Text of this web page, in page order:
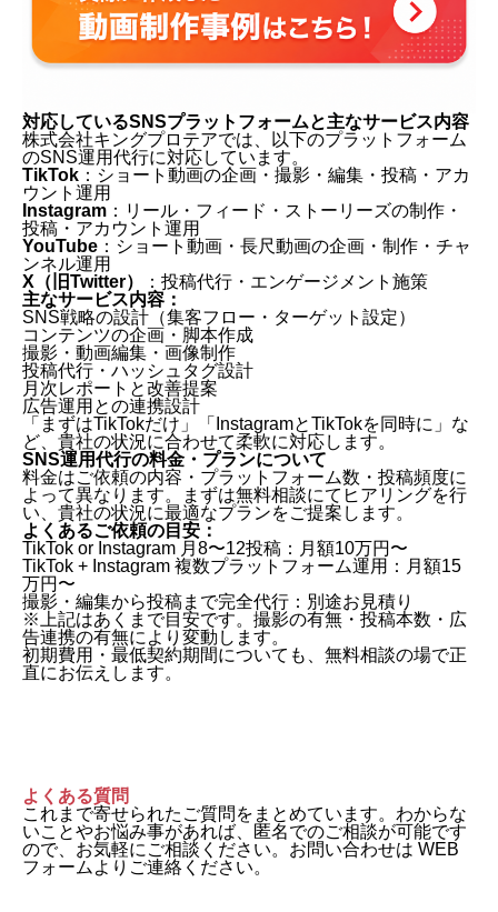
対応しているSNSプラットフォームと主なサービス内容
株式会社キングプロテアでは、以下のプラットフォーム
のSNS運用代行に対応しています。
TikTok ：ショート動画の企画・撮影・編集・投稿・アカ
ウント運用
Instagram ：リール・フィード・ストーリーズの制作・
投稿・アカウント運用
YouTube ：ショート動画・長尺動画の企画・制作・チャ
ンネル運用
X（旧Twitter）
：投稿代行・エンゲージメント施策
主なサービス内容：
SNS戦略の設計（集客フロー・ターゲット設定）
コンテンツの企画・脚本作成
撮影・動画編集・画像制作
投稿代行・ハッシュタグ設計
月次レポートと改善提案
広告運用との連携設計
「まずはTikTokだけ」「InstagramとTikTokを同時に」な
ど、貴社の状況に合わせて柔軟に対応します。
SNS運用代行の料金・プランについて
料金はご依頼の内容・プラットフォーム数・投稿頻度に
よって異なります。まずは無料相談にてヒアリングを行
い、貴社の状況に最適なプランをご提案します。
よくあるご依頼の目安：
TikTok or Instagram 月8〜12投稿：月額10万円〜
TikTok + Instagram 複数プラットフォーム運用：月額15
万円〜
撮影・編集から投稿まで完全代行：別途お見積り
※上記はあくまで目安です。撮影の有無・投稿本数・広
告連携の有無により変動します。
初期費用・最低契約期間についても、無料相談の場で正
直にお伝えします。
よくある質問
これまで寄せられたご質問をまとめています。わからな
いことやお悩み事があれば、匿名でのご相談が可能です
ので、お気軽にご相談ください。お問い合わせは WEB
フォームよりご連絡ください。